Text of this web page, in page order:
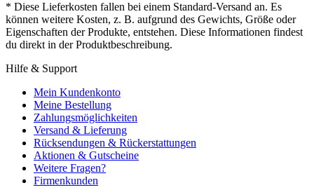
* Diese Lieferkosten fallen bei einem Standard-Versand an. Es
können weitere Kosten, z. B. aufgrund des Gewichts, Größe oder
Eigenschaften der Produkte, entstehen. Diese Informationen findest
du direkt in der Produktbeschreibung.
Hilfe & Support
Mein Kundenkonto
Meine Bestellung
Zahlungsmöglichkeiten
Versand & Lieferung
Rücksendungen & Rückerstattungen
Aktionen & Gutscheine
Weitere Fragen?
Firmenkunden